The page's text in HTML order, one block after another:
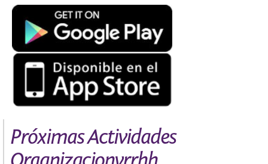
Próximas Actividades